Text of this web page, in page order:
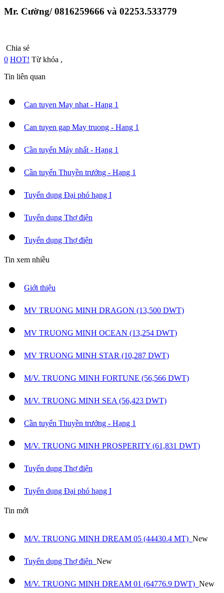
Mr. Cường/ 0816259666 và 02253.533779
Chia sẻ
0 HOT! Từ khóa ,
Tin liên quan
Can tuyen May nhat - Hang 1
Can tuyen gap May truong - Hang 1
Cần tuyển Máy nhất - Hạng 1
Cần tuyển Thuyền trưởng - Hạng 1
Tuyển dụng Đại phó hạng I
Tuyển dụng Thợ điện
Tuyển dụng Thợ điện
Tin xem nhiều
Giới thiệu
MV TRUONG MINH DRAGON (13,500 DWT)
MV TRUONG MINH OCEAN (13,254 DWT)
MV TRUONG MINH STAR (10,287 DWT)
M/V. TRUONG MINH FORTUNE (56,566 DWT)
M/V. TRUONG MINH SEA (56,423 DWT)
Cần tuyển Thuyền trưởng - Hạng 1
M/V. TRUONG MINH PROSPERITY (61,831 DWT)
Tuyển dụng Thợ điện
Tuyển dụng Đại phó hạng I
Tin mới
M/V. TRUONG MINH DREAM 05 (44430.4 MT) New
Tuyển dụng Thợ điện New
M/V. TRUONG MINH DREAM 01 (64776.9 DWT) New